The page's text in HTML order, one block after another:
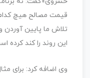
قیمت مصالح هیچ
تلاش ما پایین آوردن
این روند را کند کرده
وی اضافه کرد: برای